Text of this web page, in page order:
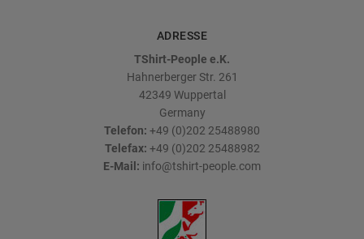
ADRESSE
TShirt-People e.K.
Hahnerberger Str. 261
42349 Wuppertal
Germany
Telefon: +49 (0)202 25488980
Telefax: +49 (0)202 25488982
E-Mail: info@tshirt-people.com